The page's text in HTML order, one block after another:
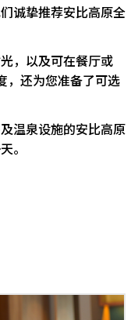
诚挚推荐安比高原全
，以及可在餐厅或
，还为您准备了可选
温泉设施的安比高原
。